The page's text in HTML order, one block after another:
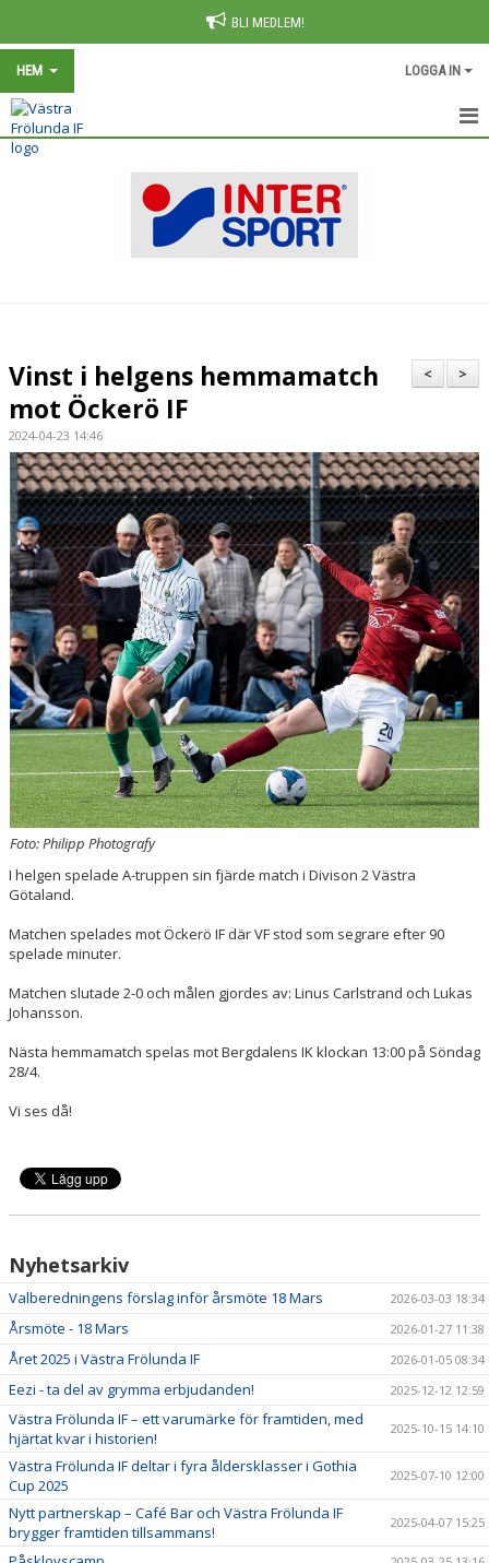
BLI MEDLEM!
HEM LOGGA IN
HEM
BILDGALLERI
INFORMATION
VÅRA LAG/TRÄNARE
MATCHER
FÖRENINGSDOMARE
MEDLEMSAVGIFTER
>
<
Vinst i helgens hemmamatch
mot Öckerö IF
2024-04-23 14:46
Foto: Philipp Photografy
I helgen spelade A-truppen sin fjärde match i Divison 2 Västra
Götaland.
Matchen spelades mot Öckerö IF där VF stod som segrare efter 90
spelade minuter.
Matchen slutade 2-0 och målen gjordes av: Linus Carlstrand och Lukas
Johansson.
Nästa hemmamatch spelas mot Bergdalens IK klockan 13:00 på Söndag
28/4.
Vi ses då!
Nyhetsarkiv
Valberedningens förslag inför årsmöte 18 Mars 2026-03-03 18:34
Årsmöte - 18 Mars 2026-01-27 11:38
Året 2025 i Västra Frölunda IF 2026-01-05 08:34
Eezi - ta del av grymma erbjudanden! 2025-12-12 12:59
Västra Frölunda IF – ett varumärke för framtiden, med
hjärtat kvar i historien!
2025-10-15 14:10
Västra Frölunda IF deltar i fyra åldersklasser i Gothia
Cup 2025
2025-07-10 12:00
Nytt partnerskap – Café Bar och Västra Frölunda IF
brygger framtiden tillsammans!
2025-04-07 15:25